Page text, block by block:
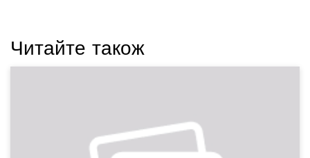
Читайте також